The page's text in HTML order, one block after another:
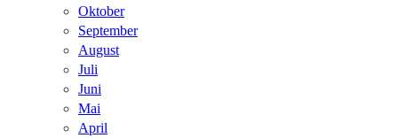
Oktober
September
August
Juli
Juni
Mai
April